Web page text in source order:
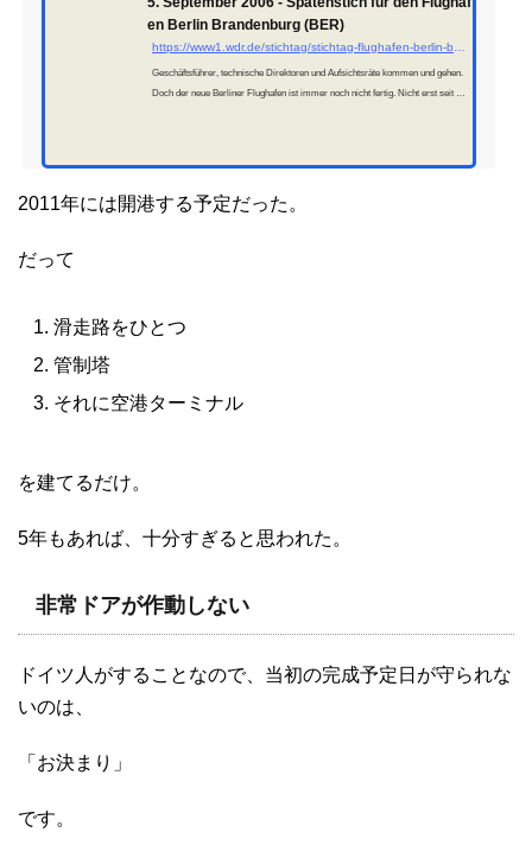
en Berlin Brandenburg (BER)
https://www1.wdr.de/stichtag/stichtag-flughafen-berlin-brandenburg-100.html
Geschäftsführer, technische Direktoren und Aufsichtsräte kommen und gehen.
Doch der neue Berliner Flughafen ist immer noch nicht fertig. Nicht erst seit de
2011年には開港する予定だった。
だって
滑走路をひとつ
管制塔
それに空港ターミナル
を建てるだけ。
5年もあれば、十分すぎると思われた。
非常ドアが作動しない
ドイツ人がすることなので、当初の完成予定日が守られな
いのは、
「お決まり」
です。